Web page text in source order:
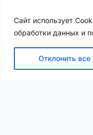
Сайт использует
обработки данных и
Отклонить все